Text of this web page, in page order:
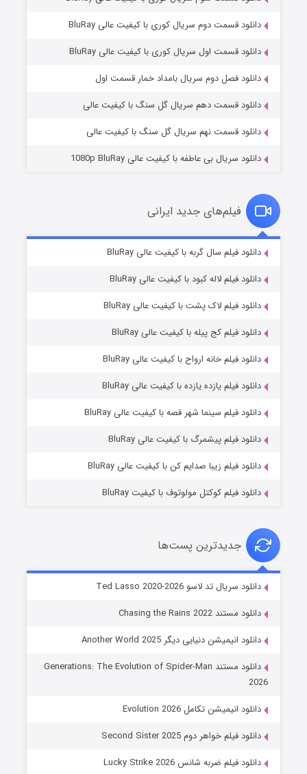
مردگان متحرک: شهر مرده ۳
قسمت۲ (زیرنویس) منتشر شد
قسمت۷ (زیرنویس) منتشر شد
خاندان اژدها فصل ۳
جادوگری در مغولستان
دانلود قسمت دوم سریال کوری با کیفیت عالی BluRay
دانلود قسمت اول سریال کوری با کیفیت عالی BluRay
دانلود فصل دوم سریال بامداد خمار قسمت اول
دانلود قسمت دهم سریال گل سنگ با کیفیت عالی
دانلود قسمت نهم سریال گل سنگ با کیفیت عالی
دانلود سریال بی عاطفه با کیفیت عالی 1080p BluRay
فیلم‌های جدید ایرانی
دانلود فیلم سال گربه با کیفیت عالی BluRay
دانلود فیلم لاله کبود با کیفیت عالی BluRay
دانلود فیلم لاک پشت با کیفیت عالی BluRay
دانلود فیلم کج‌ پیله با کیفیت عالی BluRay
دانلود فیلم خانه ارواح با کیفیت عالی BluRay
دانلود فیلم یازده یازده با کیفیت عالی BluRay
دانلود فیلم سینما شهر قصه با کیفیت عالی BluRay
دانلود فیلم پیشمرگ با کیفیت عالی BluRay
دانلود فیلم زیبا صدایم کن با کیفیت عالی BluRay
دانلود فیلم کوکتل مولوتوف با کیفیت BluRay
جدیدترین پست‌ها
دانلود سریال تد لاسو Ted Lasso 2020-2026
دانلود مستند Chasing the Rains 2022
دانلود انیمیشن دنیایی دیگر Another World 2025
دانلود مستند Generations: The Evolution of Spider-Man
2026
دانلود انیمیشن تکامل Evolution 2026
دانلود فیلم خواهر دوم Second Sister 2025
دانلود فیلم ضربه شانس Lucky Strike 2026